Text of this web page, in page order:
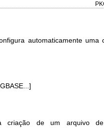
automaticamente uma
criação de um arquivo de